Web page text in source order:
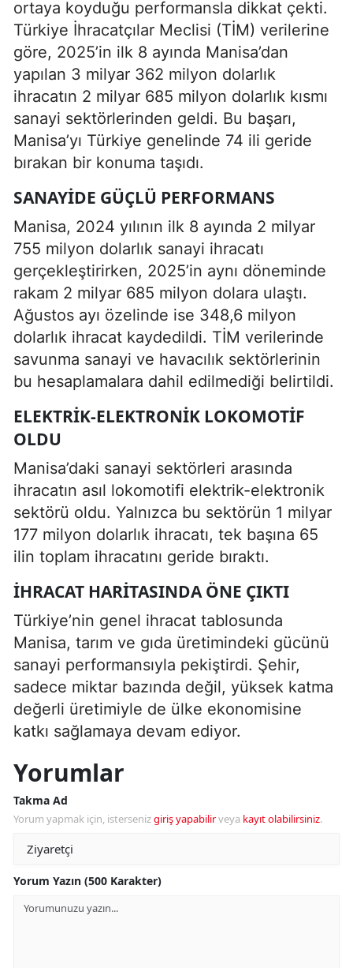
ortaya koyduğu performansla dikkat çekti.
Türkiye İhracatçılar Meclisi (TİM) verilerine
göre, 2025’in ilk 8 ayında Manisa’dan
yapılan 3 milyar 362 milyon dolarlık
ihracatın 2 milyar 685 milyon dolarlık kısmı
sanayi sektörlerinden geldi. Bu başarı,
Manisa’yı Türkiye genelinde 74 ili geride
bırakan bir konuma taşıdı.
SANAYIDE GÜÇLÜ PERFORMANS
Manisa, 2024 yılının ilk 8 ayında 2 milyar
755 milyon dolarlık sanayi ihracatı
gerçekleştirirken, 2025’in aynı döneminde
rakam 2 milyar 685 milyon dolara ulaştı.
Ağustos ayı özelinde ise 348,6 milyon
dolarlık ihracat kaydedildi. TİM verilerinde
savunma sanayi ve havacılık sektörlerinin
bu hesaplamalara dahil edilmediği belirtildi.
ELEKTRIK-ELEKTRONIK LOKOMOTIF
OLDU
Manisa’daki sanayi sektörleri arasında
ihracatın asıl lokomotifi elektrik-elektronik
sektörü oldu. Yalnızca bu sektörün 1 milyar
177 milyon dolarlık ihracatı, tek başına 65
ilin toplam ihracatını geride bıraktı.
İHRACAT HARITASINDA ÖNE ÇIKTI
Türkiye’nin genel ihracat tablosunda
Manisa, tarım ve gıda üretimindeki gücünü
sanayi performansıyla pekiştirdi. Şehir,
sadece miktar bazında değil, yüksek katma
değerli üretimiyle de ülke ekonomisine
katkı sağlamaya devam ediyor.
Yorumlar
Takma Ad
Yorum yapmak için, istersenizgiriş yapabilirveya kayıt olabilirsiniz.
Yorum Yazın (500 Karakter)